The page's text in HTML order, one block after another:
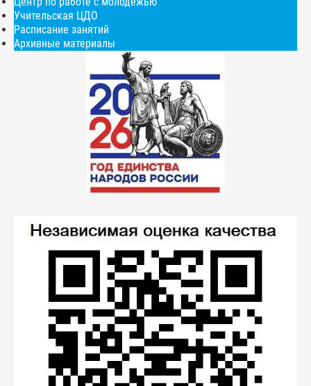
Учительская ЦДО
Расписание занятий
Архивные материалы